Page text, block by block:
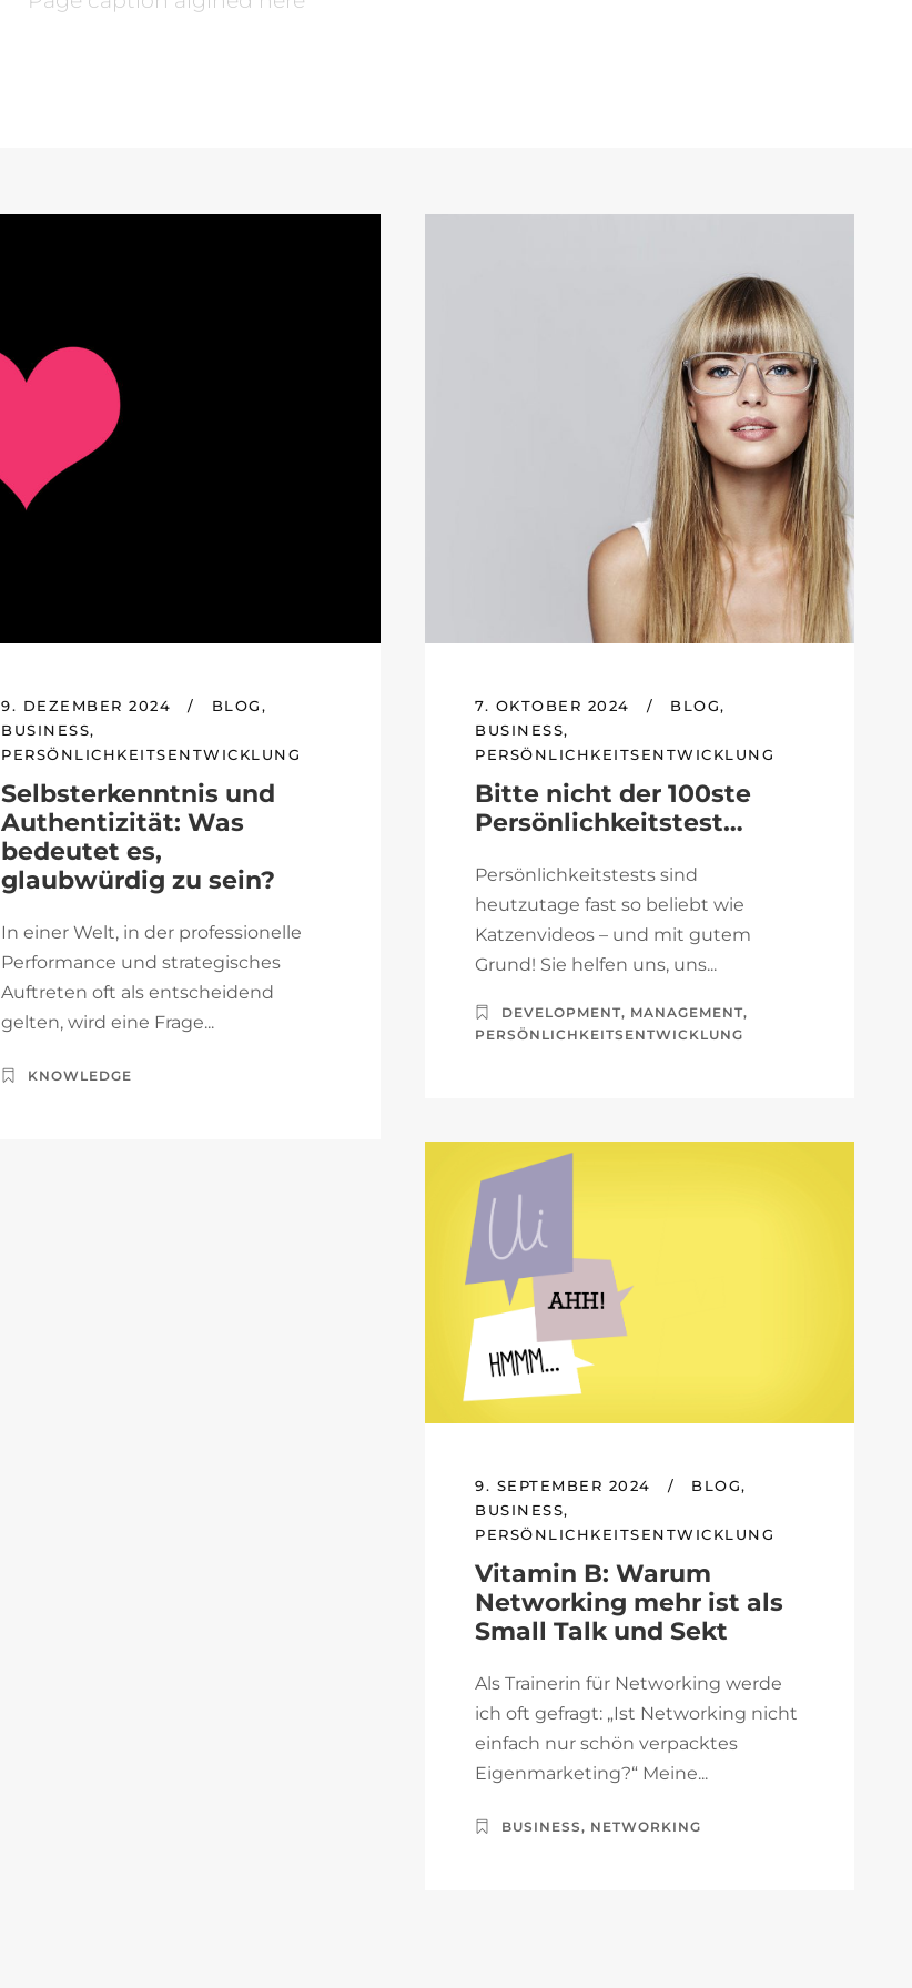
9. DEZEMBER 2024 / BLOG,
BUSINESS,
PERSÖNLICHKEITSENTWICKLUNG
Selbsterkenntnis und
Authentizität: Was
bedeutet es,
glaubwürdig zu sein?
In einer Welt, in der professionelle
Performance und strategisches
Auftreten oft als entscheidend
gelten, wird eine Frage...
KNOWLEDGE
7. OKTOBER 2024 / BLOG,
BUSINESS,
PERSÖNLICHKEITSENTWICKLUNG
Bitte nicht der 100ste
Persönlichkeitstest…
Persönlichkeitstests sind
heutzutage fast so beliebt wie
Katzenvideos – und mit gutem
Grund! Sie helfen uns, uns...
DEVELOPMENT, MANAGEMENT,
PERSÖNLICHKEITSENTWICKLUNG
9. SEPTEMBER 2024 / BLOG,
BUSINESS,
PERSÖNLICHKEITSENTWICKLUNG
Vitamin B: Warum
Networking mehr ist als
Small Talk und Sekt
Als Trainerin für Networking werde
ich oft gefragt: „Ist Networking nicht
einfach nur schön verpacktes
Eigenmarketing?“ Meine...
BUSINESS, NETWORKING